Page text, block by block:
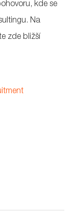
kde se
Na
zde bližší